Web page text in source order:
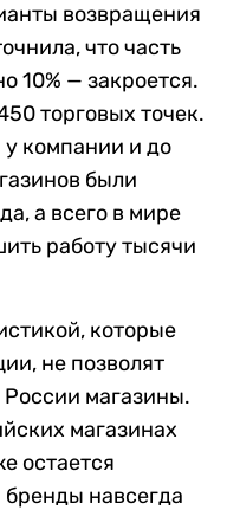
возвращения
что часть
10% — закроется.
торговых точек.
компании и до
были
а всего в мире
работу тысячи
которые
не позволят
магазины.
магазинах
остается
бренды навсегда